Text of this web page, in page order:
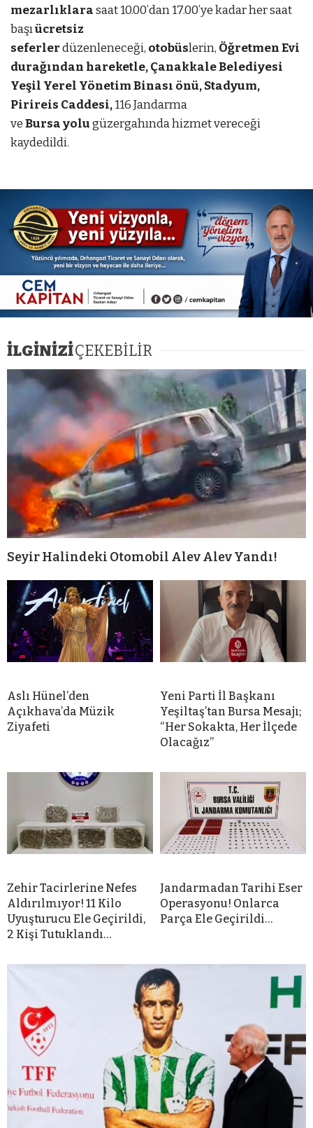
mezarlıklarasaat 10.00’dan 17.00’ye kadar her saat
başıücretsiz
seferlerdüzenleneceği, otobüslerin, Öğretmen Evi
durağından hareketle, Çanakkale Belediyesi
Yeşil Yerel Yönetim Binası önü, Stadyum,
Pirireis Caddesi,116 Jandarma
veBursa yolugüzergahında hizmet vereceği
kaydedildi.
İLGİNİZİÇEKEBİLİR
Seyir Halindeki Otomobil Alev Alev Yandı!
Aslı Hünel’den
Açıkhava’da Müzik
Ziyafeti
Yeni Parti İl Başkanı
Yeşiltaş’tan Bursa Mesajı;
“Her Sokakta, Her İlçede
Olacağız”
Zehir Tacirlerine Nefes
Aldırılmıyor! 11 Kilo
Uyuşturucu Ele Geçirildi,
2 Kişi Tutuklandı…
Jandarmadan Tarihi Eser
Operasyonu! Onlarca
Parça Ele Geçirildi…